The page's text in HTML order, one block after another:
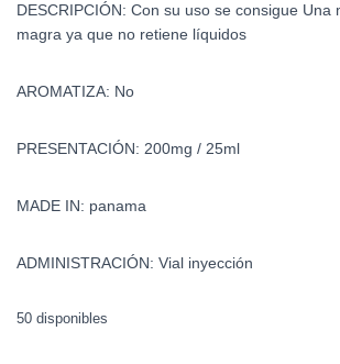
DESCRIPCIÓN: Con su uso se consigue Una
magra ya que no retiene líquidos
AROMATIZA: No
PRESENTACIÓN: 200mg / 25ml
MADE IN: panama
ADMINISTRACIÓN: Vial inyección
50 disponibles